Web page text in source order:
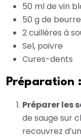
50 ml de vin
50 g de beurre
2 cuillères à
Sel, poivre
Cures-dents
Préparation :
Préparer les
de sauge sur
recouvrez